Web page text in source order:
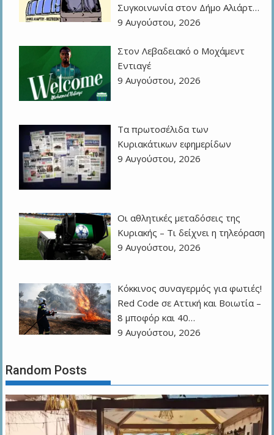
Συγκοινωνία στον Δήμο Αλιάρτ…
9 Αυγούστου, 2026
Στον Λεβαδειακό ο Μοχάμεντ
Εντιαγέ
9 Αυγούστου, 2026
Τα πρωτοσέλιδα των
Kυριακάτικων εφημερίδων
9 Αυγούστου, 2026
Οι αθλητικές μεταδόσεις της
Κυριακής – Τι δείχνει η τηλεόραση
9 Αυγούστου, 2026
Κόκκινος συναγερμός για φωτιές!
Red Code σε Αττική και Βοιωτία –
8 μποφόρ και 40…
9 Αυγούστου, 2026
Random Posts